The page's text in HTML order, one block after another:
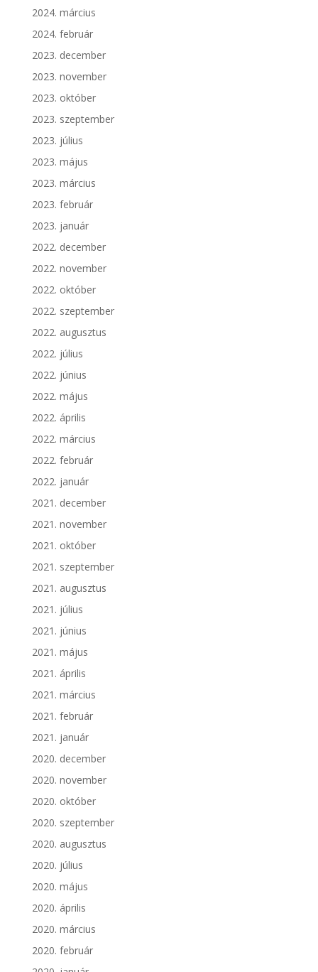
2024. március
2024. február
2023. december
2023. november
2023. október
2023. szeptember
2023. július
2023. május
2023. március
2023. február
2023. január
2022. december
2022. november
2022. október
2022. szeptember
2022. augusztus
2022. július
2022. június
2022. május
2022. április
2022. március
2022. február
2022. január
2021. december
2021. november
2021. október
2021. szeptember
2021. augusztus
2021. július
2021. június
2021. május
2021. április
2021. március
2021. február
2021. január
2020. december
2020. november
2020. október
2020. szeptember
2020. augusztus
2020. július
2020. május
2020. április
2020. március
2020. február